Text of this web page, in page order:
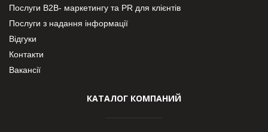
Послуги В2В- маркетингу та PR для клієнтів
Послуги з надання інформації
Відгуки
Контакти
Вакансії
КАТАЛОГ КОМПАНИЙ